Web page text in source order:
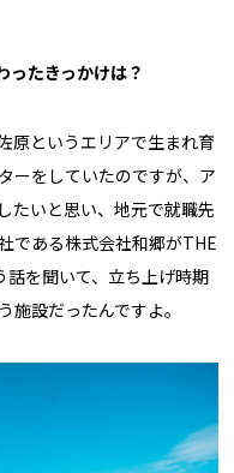
たきっかけは？
原というエリアで生まれ育
ーをしていたのですが、ア
たいと思い、地元で就職先
である株式会社和郷がTHE
話を聞いて、立ち上げ時期
設だったんですよ。